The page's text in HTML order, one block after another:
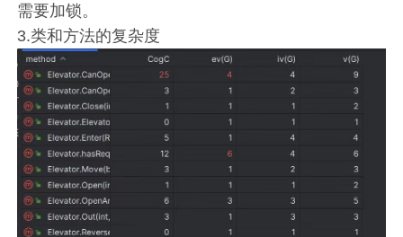
需要加锁。
3.类和方法的复杂度